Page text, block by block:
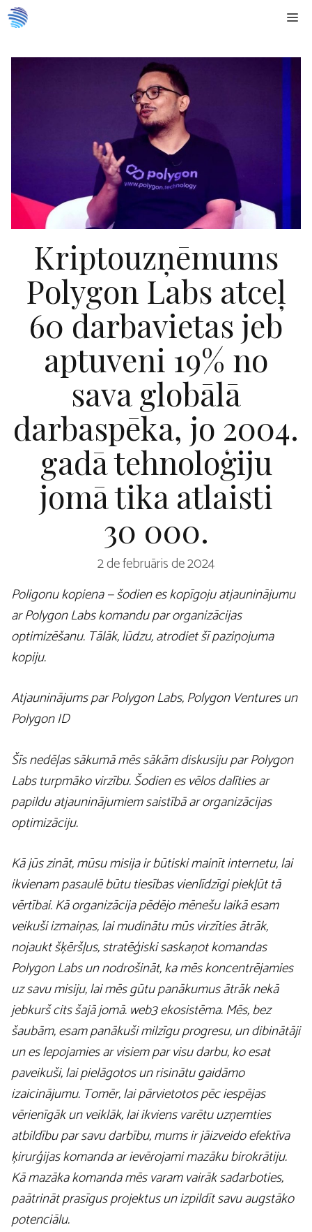
Doties
uz
Kriptouzņēmums
Polygon Labs atceļ
60 darbavietas jeb
aptuveni 19% no
sava globālā
darbaspēka, jo 2004.
gadā tehnoloģiju
jomā tika atlaisti
30 000.
2 de februāris de 2024
Poligonu kopiena — šodien es kopīgoju atjauninājumu
ar Polygon Labs komandu par organizācijas
optimizēšanu. Tālāk, lūdzu, atrodiet šī paziņojuma
kopiju.
Atjauninājums par Polygon Labs, Polygon Ventures un
Polygon ID
Šīs nedēļas sākumā mēs sākām diskusiju par Polygon
Labs turpmāko virzību. Šodien es vēlos dalīties ar
papildu atjauninājumiem saistībā ar organizācijas
optimizāciju.
Kā jūs zināt, mūsu misija ir būtiski mainīt internetu, lai
ikvienam pasaulē būtu tiesības vienlīdzīgi piekļūt tā
vērtībai. Kā organizācija pēdējo mēnešu laikā esam
veikuši izmaiņas, lai mudinātu mūs virzīties ātrāk,
nojaukt šķēršļus, stratēģiski saskaņot komandas
Polygon Labs un nodrošināt, ka mēs koncentrējamies
uz savu misiju, lai mēs gūtu panākumus ātrāk nekā
jebkurš cits šajā jomā. web3 ekosistēma. Mēs, bez
šaubām, esam panākuši milzīgu progresu, un dibinātāji
un es lepojamies ar visiem par visu darbu, ko esat
paveikuši, lai pielāgotos un risinātu gaidāmo
izaicinājumu. Tomēr, lai pārvietotos pēc iespējas
vērienīgāk un veiklāk, lai ikviens varētu uzņemties
atbildību par savu darbību, mums ir jāizveido efektīva
ķirurģijas komanda ar ievērojami mazāku birokrātiju.
Kā mazāka komanda mēs varam vairāk sadarboties,
paātrināt prasīgus projektus un izpildīt savu augstāko
potenciālu.